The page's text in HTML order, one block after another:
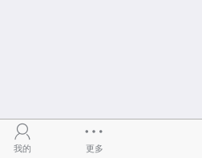
我的 更多